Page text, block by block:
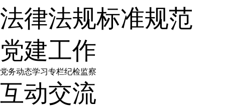
法律法规标准规范
党建工作
党务动态学习专栏纪检监察
互动交流